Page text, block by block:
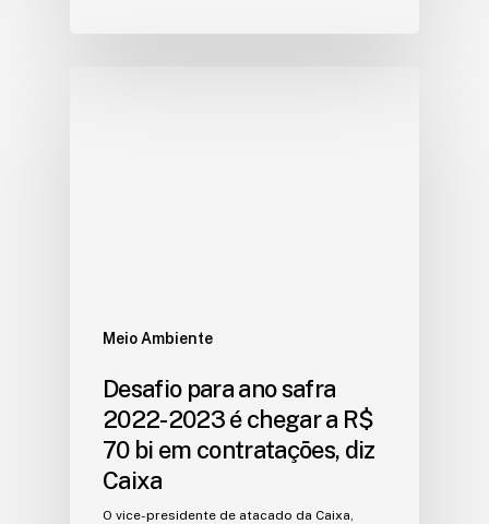
Meio Ambiente
Desafio para ano safra
2022-2023 é chegar a R$
70 bi em contratações, diz
Caixa
O vice-presidente de atacado da Caixa,